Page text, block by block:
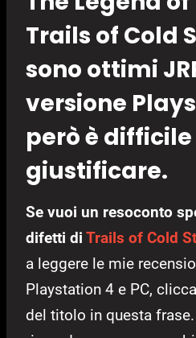
Trails of Cold
sono ottimi
versione
però è
giustificare.
Se vuoi un resoconto
difetti di Trails of Cold
a leggere le mie
Playstation 4 e PC,
del titolo in questa